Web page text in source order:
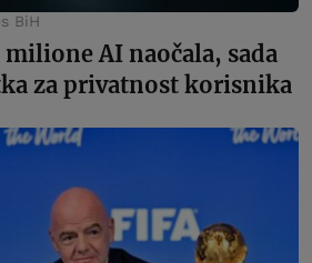
BiH
AI naočala, sada
za privatnost korisnika